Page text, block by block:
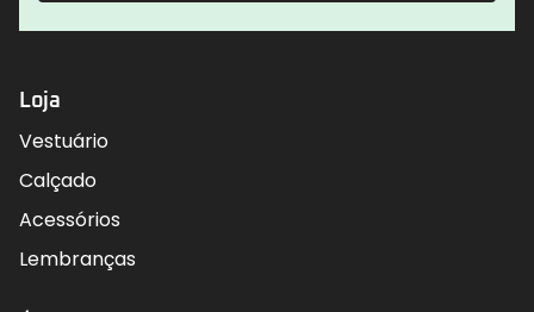
Loja
Vestuário
Calçado
Acessórios
Lembranças